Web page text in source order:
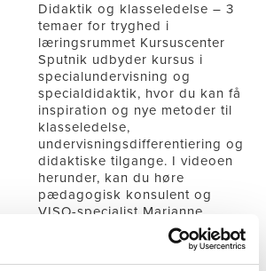
Didaktik og klasseledelse – 3
temaer for tryghed i
læringsrummet Kursuscenter
Sputnik udbyder kursus i
specialundervisning og
specialdidaktik, hvor du kan få
inspiration og nye metoder til
klasseledelse,
undervisningsdifferentiering og
didaktiske tilgange. I videoen
herunder, kan du høre
pædagogisk konsulent og
VISO-specialist Marianne
Nilsson pege på tre tematikker
som fundament for en
klasseledelse, der skaber […]